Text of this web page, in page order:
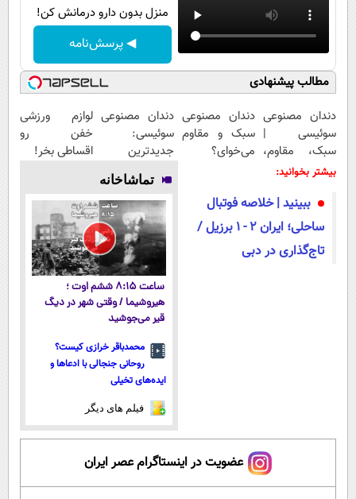
منزل بدون دارو درمانش کن!
◀ پرسش‌نامه
مطالب پیشنهادی
دندان مصنوعی
سوئیسی |
سبک، مقاوم،
طبیعی! ویزیت
اقساطی😍
دندان مصنوعی
سبک و مقاوم
می‌خوای؟
داریم!😍 | 📍
تهران
دندان مصنوعی
سوئیسی:
جدیدترین
فناوری اروپا،
سبک و مقاوم |
پرداخت قسطی
لوازم ورزشی
خفن رو
اقساطی بخر!
بیشتر بخوانید:
ببینید | خلاصه فوتبال
ساحلی؛ ایران ۲ - ۱ برزیل /
تاج‌گذاری در دبی
تماشاخانه
ساعت ۸:۱۵ ششم اوت ؛
هیروشیما / وقتی شهر در دیگ
قیر می‌جوشید
محمدباقر خرازی کیست؟
روحانی جنجالی با ادعاها و
ایده‌های تخیلی
فیلم های دیگر
عضویت در اینستاگرام عصر ایران